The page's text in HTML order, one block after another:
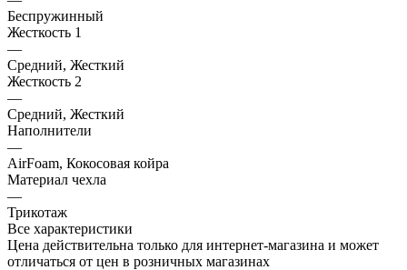
Беспружинный
Жесткость 1
—
Средний, Жесткий
Жесткость 2
—
Средний, Жесткий
Наполнители
—
AirFoam, Кокосовая койра
Материал чехла
—
Трикотаж
Все характеристики
Цена действительна только для интернет-магазина и может
отличаться от цен в розничных магазинах